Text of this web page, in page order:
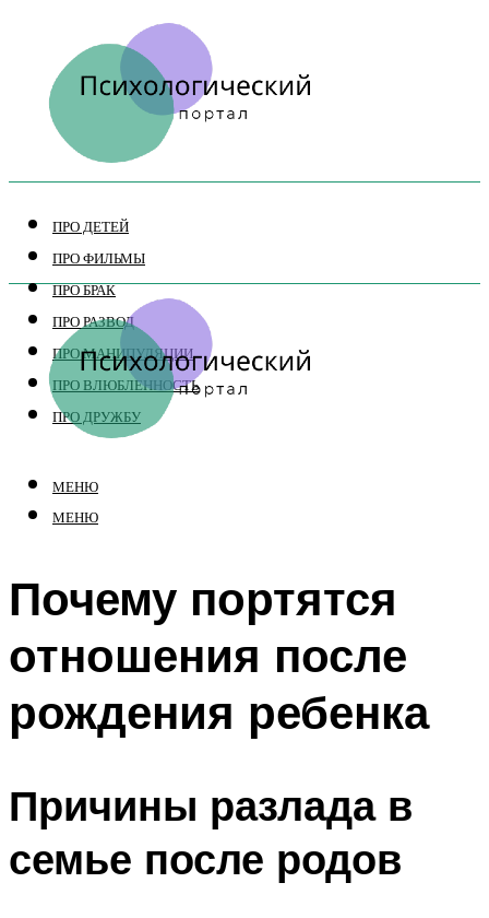
ПРО ДЕТЕЙ
ПРО ФИЛЬМЫ
ПРО БРАК
ПРО РАЗВОД
ПРО МАНИПУЛЯЦИИ
ПРО ВЛЮБЛЕННОСТЬ
ПРО ДРУЖБУ
МЕНЮ
МЕНЮ
Почему портятся
отношения после
рождения ребенка
Причины разлада в
семье после родов